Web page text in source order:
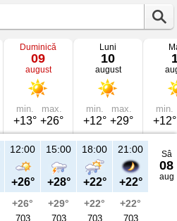
Duminică
09
august
min.
+13°
max.
+26°
Luni
10
august
min.
+12°
max.
+29°
min.
+12°
12:00
+26°
+26°
703
15:00
+28°
+29°
703
18:00
+22°
+22°
703
21:00
+22°
+22°
703
Sâ
08
aug